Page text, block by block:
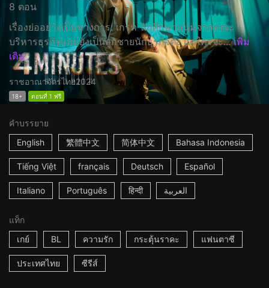
8 ตอน
เรื่องย่ออย่างเป็นทางการ: เกรท นักศึกษาหนุ่มจากคณะ
บริหารธุรกิจแถมยังเป็นลูกชายนักธุรกิจดัง แต่ใครจะ... เพิ่ม
เติม
ราชอาณาจักรไทย2024
18+ ตอนที่ 1 ฟรี
คำบรรยาย
English
繁體中文 简体中文 Bahasa Indonesia
Tiếng Việt français Deutsch Español
Italiano Português हिन्दी العربية
แท็ก
เกย์
BL ความรัก กระตุ้นราคะ แฟนตาซี
ประเทศไทย ซีรีส์